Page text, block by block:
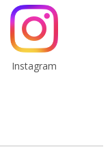
Instagram